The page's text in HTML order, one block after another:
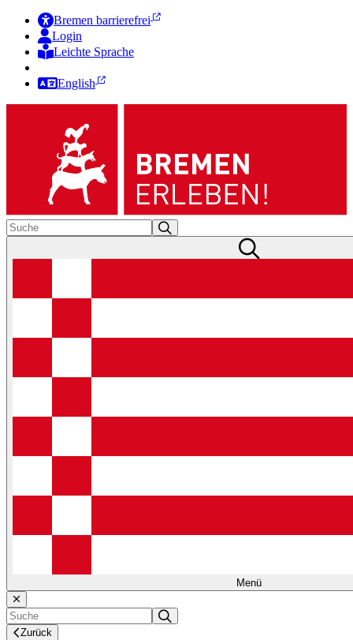
Bremen barrierefrei
Login
Leichte Sprache
English
Menü
Zurück